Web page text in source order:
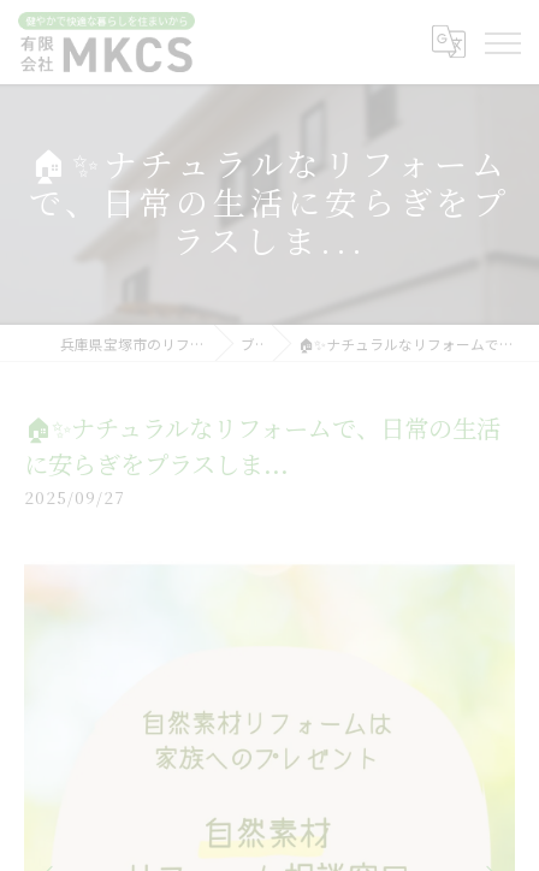
🏠✨ナチュラルなリフォーム
で、日常の生活に安らぎをプ
ラスしま...
兵庫県宝塚市のリフォームなら有限会社MKCS ブログ 🏠✨ナチュラルなリフォームで、日常の生活に安らぎをプラスしま...
🏠✨ナチュラルなリフォームで、日常の生活
に安らぎをプラスしま...
2025/09/27